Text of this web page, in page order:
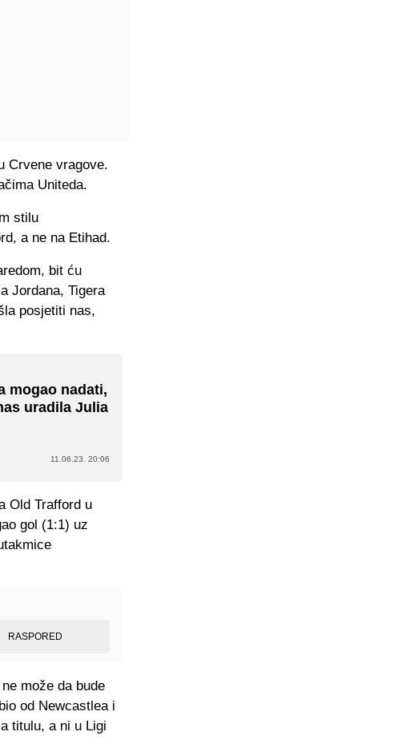
Crvene vragove.
Uniteda.
stilu
a ne na Etihad.
bit ću
Jordana, Tigera
posjetiti nas,
mogao nadati,
uradila Julia
11.06.23. 20:06
Old Trafford u
gol (1:1) uz
RASPORED
može da bude
od Newcastlea i
titulu, a ni u Ligi